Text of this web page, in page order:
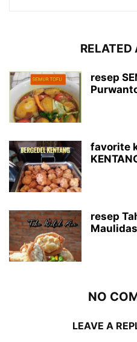
RELATED
resep
favorite
resep
NO
LEAVE A